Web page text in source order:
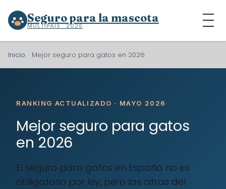
Seguro para la mascota
MULTIPAÍS · 2026
Inicio Mejor seguro para gatos en 2026
RANKING ACTUALIZADO · MAYO 2026
Mejor seguro para gatos
en 2026
El seguro para gatos en España no es
obligatorio por ley, pero las cifras del